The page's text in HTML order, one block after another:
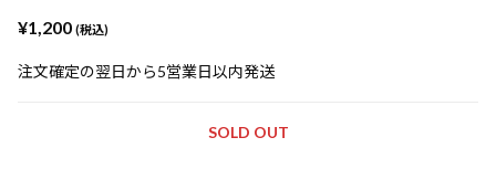
¥1,200 (税込)
注文確定の翌日から5営業日以内発送
SOLD OUT